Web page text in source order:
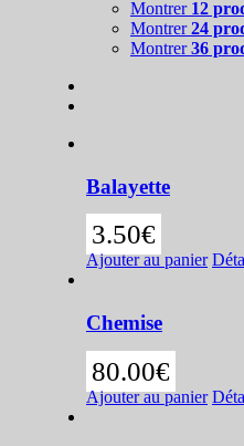
Montrer 12
Montrer24
Montrer36
Balayette
3.50€
Ajouter au panier
Chemise
80.00€
Ajouter au panier